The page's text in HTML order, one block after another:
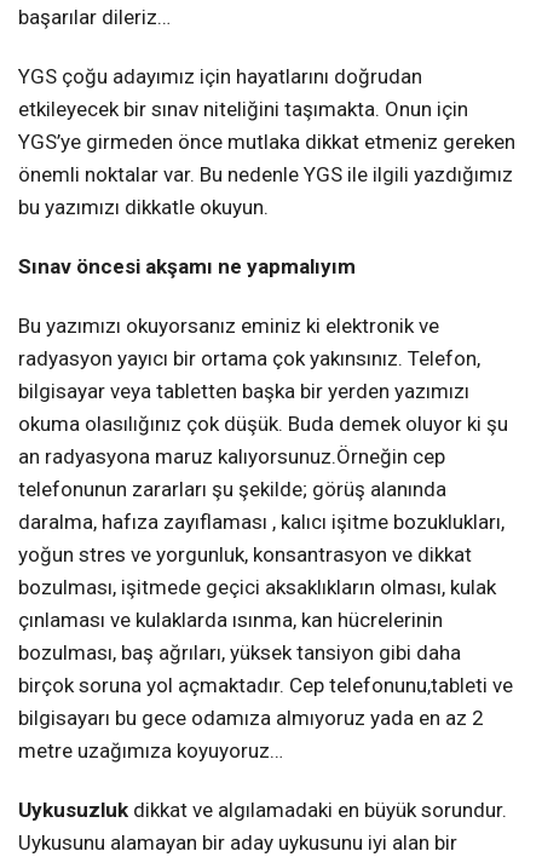
başarılar dileriz…
YGS çoğu adayımız için hayatlarını doğrudan
etkileyecek bir sınav niteliğini taşımakta. Onun için
YGS’ye girmeden önce mutlaka dikkat etmeniz gereken
önemli noktalar var. Bu nedenle YGS ile ilgili yazdığımız
bu yazımızı dikkatle okuyun.
Sınav öncesi akşamı ne yapmalıyım
Bu yazımızı okuyorsanız eminiz ki elektronik ve
radyasyon yayıcı bir ortama çok yakınsınız. Telefon,
bilgisayar veya tabletten başka bir yerden yazımızı
okuma olasılığınız çok düşük. Buda demek oluyor ki şu
an radyasyona maruz kalıyorsunuz.Örneğin cep
telefonunun zararları şu şekilde; görüş alanında
daralma, hafıza zayıflaması , kalıcı işitme bozuklukları,
yoğun stres ve yorgunluk, konsantrasyon ve dikkat
bozulması, işitmede geçici aksaklıkların olması, kulak
çınlaması ve kulaklarda ısınma, kan hücrelerinin
bozulması, baş ağrıları, yüksek tansiyon gibi daha
birçok soruna yol açmaktadır. Cep telefonunu,tableti ve
bilgisayarı bu gece odamıza almıyoruz yada en az 2
metre uzağımıza koyuyoruz…
Uykusuzluk dikkat ve algılamadaki en büyük sorundur.
Uykusunu alamayan bir aday uykusunu iyi alan bir